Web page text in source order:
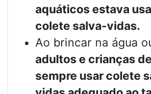
aquáticos estava
colete salva-vidas.
Ao brincar na água
adultos e crianças
sempre usar colete